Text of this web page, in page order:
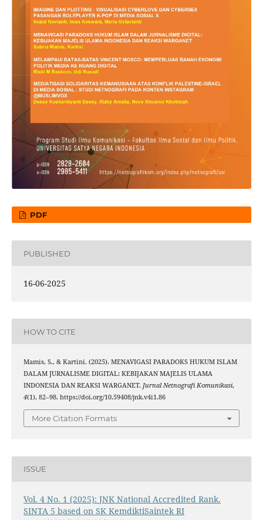
PDF
PUBLISHED
16-06-2025
HOW TO CITE
Mamis, S., & Kartini. (2025). MENAVIGASI PARADOKS HUKUM ISLAM
DALAM JURNALISME DIGITAL: KEBIJAKAN MAJELIS ULAMA
INDONESIA DAN REAKSI WARGANET. Jurnal Netnografi Komunikasi,
4(1), 82–98. https://doi.org/10.59408/jnk.v4i1.86
More Citation Formats
ISSUE
Vol. 4 No. 1 (2025): JNK National Accredited Rank.
SINTA 5 based on SK KemdiktiSaintek RI